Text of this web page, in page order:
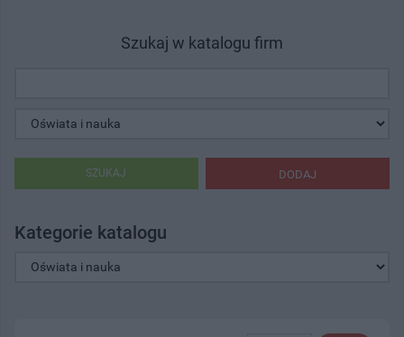
Szukaj w katalogu firm
DODAJ
SZUKAJ
Kategorie katalogu